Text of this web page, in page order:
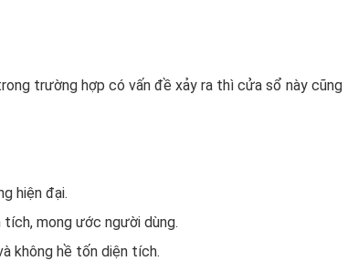
trường hợp có vấn đề xảy ra thì cửa sổ này cũng
hiện đại.
mong ước người dùng.
không hề tốn diện tích.